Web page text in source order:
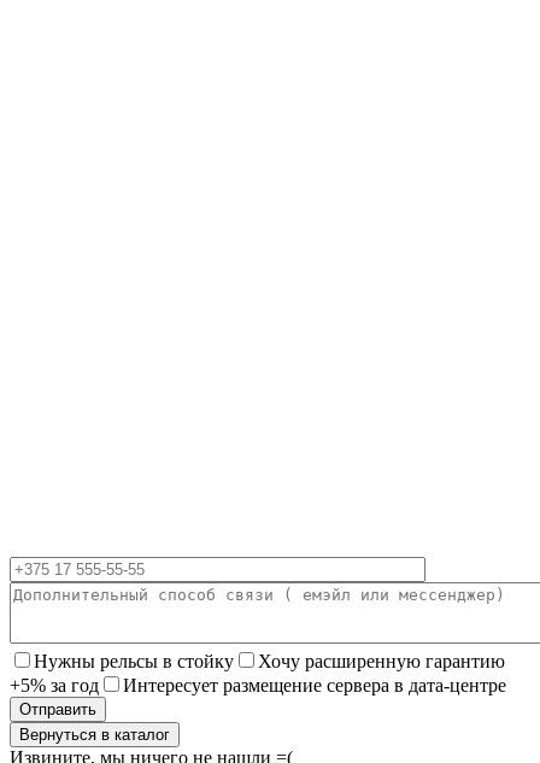
Нужны рельсы в стойку
Хочу расширенную гарантию
+5% за год
Интересует размещение сервера в дата-центре
Вернуться в каталог
Извините, мы ничего не нашли =(